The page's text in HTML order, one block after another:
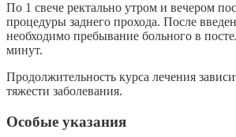
По 1 свече ректально утром и вечером
процедуры заднего прохода. После
необходимо пребывание больного в
минут.
Продолжительность курса лечения
тяжести заболевания.
Особые указания